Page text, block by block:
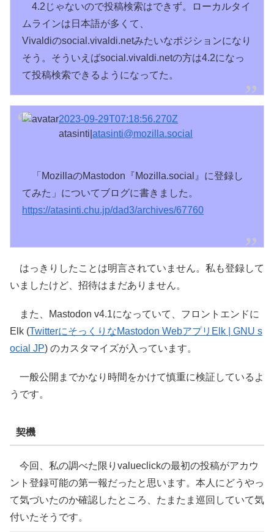
4.2じゃないので投稿検索はできず。ローカルタイ
ムラインは日本語が多くて、
Vivaldiのsocial.vivaldi.netみたいなポジションになり
そう。そういえばsocial.vivaldi.netの方は4.2になっ
て投稿検索できるようになってた。
2023-09-29T07:18:56.270Z
atasinti|atasinti@mozilla.social
「MozillaのMastodon『Mozilla.social』に登録し
てみた」についてブログに書きました。
https://atasinti.chu.jp/dad3/archives/67760
はっきりしたことは明言されていません。私も登録して
いましたけど、招待はまだありません。
また、Mastodon v4.1になっていて、フロントエンドに
Elk (TwitterにそっくりなMastodon WebアプリElk | GNU s
ocial JP) のカスタマイズが入っています。
一般公開までかなり時間をかけて慎重に検証しているよ
うです。
契機
今回、私の調べた限りvalueclickの最初の投稿がアカウ
ント登録可能の第一報だったと思います。本人にどうやっ
て気づいたのか確認したところ、たまたま巡回していて気
付いたそうです。